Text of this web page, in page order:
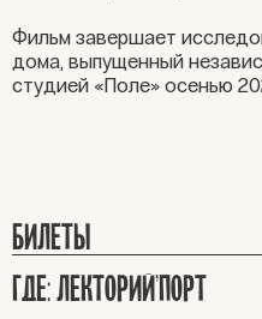
Фильм завершает
дома,выпущенный
студией «Поле»осенью
БИЛЕТЫ
ГДЕ: ЛЕКТОРИЙ’ПОРТ